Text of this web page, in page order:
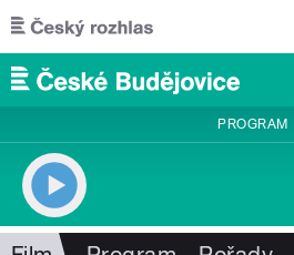
Přejít k hlavnímu obsahu
PROGRAM